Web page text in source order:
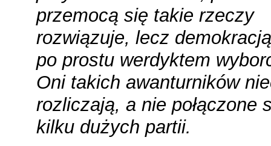
przemocą się takie rzeczy
rozwiązuje, lecz
po prostu werdyktem
Oni takich awanturników
rozliczają, a nie połączone
kilku dużych partii.